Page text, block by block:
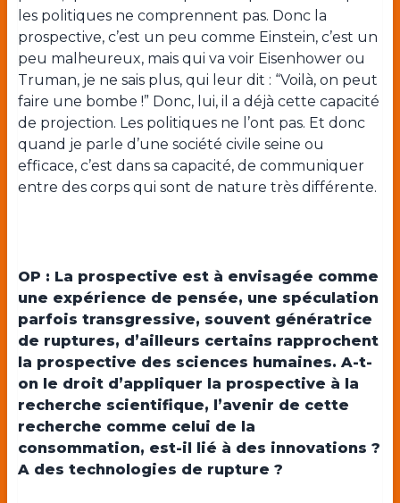
les politiques ne comprennent pas. Donc la
prospective, c’est un peu comme Einstein, c’est un
peu malheureux, mais qui va voir Eisenhower ou
Truman, je ne sais plus, qui leur dit : “Voilà, on peut
faire une bombe !” Donc, lui, il a déjà cette capacité
de projection. Les politiques ne l’ont pas. Et donc
quand je parle d’une société civile seine ou
efficace, c’est dans sa capacité, de communiquer
entre des corps qui sont de nature très différente.
OP : La prospective est à envisagée comme
une expérience de pensée, une spéculation
parfois transgressive, souvent génératrice
de ruptures, d’ailleurs certains rapprochent
la prospective des sciences humaines. A-t-
on le droit d’appliquer la prospective à la
recherche scientifique, l’avenir de cette
recherche comme celui de la
consommation, est-il lié à des innovations ?
A des technologies de rupture ?